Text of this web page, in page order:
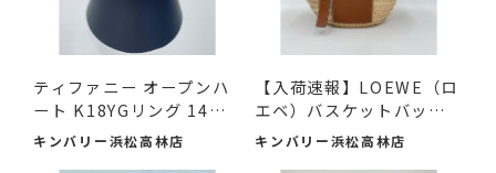
ティファニー オープンハ
ート K18YGリング 14号
が ...
キンバリー浜松高林店
【入荷速報】LOEWE（ロ
エベ）バスケットバッグ
ス...
キンバリー浜松高林店